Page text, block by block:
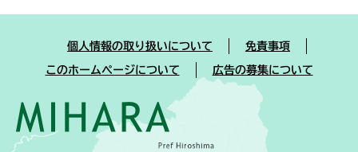
個人情報の取り扱いについて 免責事項
このホームページについて 広告の募集について